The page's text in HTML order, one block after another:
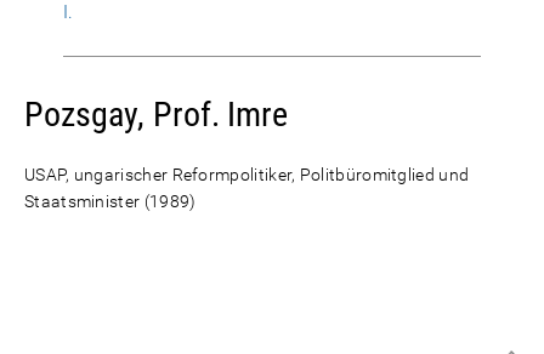
I.
Pozsgay, Prof. Imre
USAP, ungarischer Reformpolitiker, Politbüromitglied und
Staatsminister (1989)